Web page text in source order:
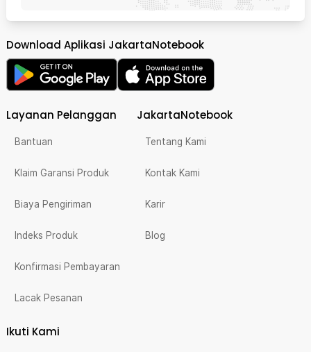
Download Aplikasi JakartaNotebook
Layanan Pelanggan
Bantuan
Klaim Garansi Produk
Biaya Pengiriman
Indeks Produk
Konfirmasi Pembayaran
Lacak Pesanan
JakartaNotebook
Tentang Kami
Kontak Kami
Karir
Blog
Ikuti Kami